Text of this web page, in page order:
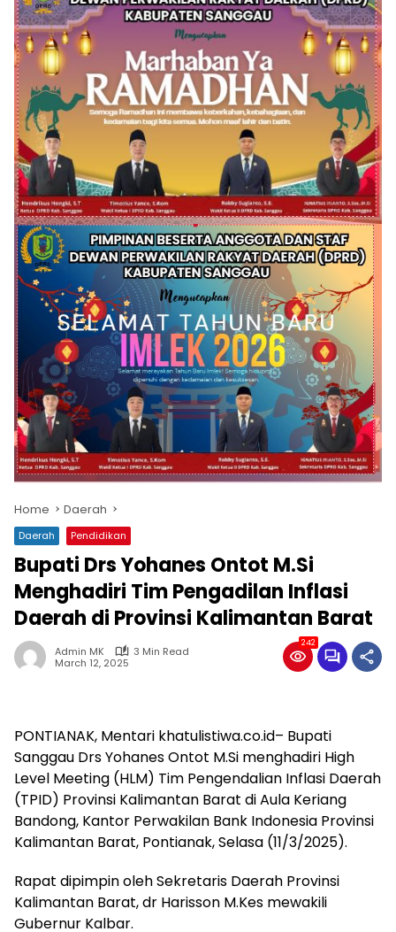
Home Daerah
Daerah Pendidikan
Bupati Drs Yohanes Ontot M.Si
Menghadiri Tim Pengadilan Inflasi
Daerah di Provinsi Kalimantan Barat
Admin MK
3 Min Read
March 12, 2025
242
PONTIANAK, Mentari khatulistiwa.co.id– Bupati
Sanggau Drs Yohanes Ontot M.Si menghadiri High
Level Meeting (HLM) Tim Pengendalian Inflasi Daerah
(TPID) Provinsi Kalimantan Barat di Aula Keriang
Bandong, Kantor Perwakilan Bank Indonesia Provinsi
Kalimantan Barat, Pontianak, Selasa (11/3/2025).
Rapat dipimpin oleh Sekretaris Daerah Provinsi
Kalimantan Barat, dr Harisson M.Kes mewakili
Gubernur Kalbar.